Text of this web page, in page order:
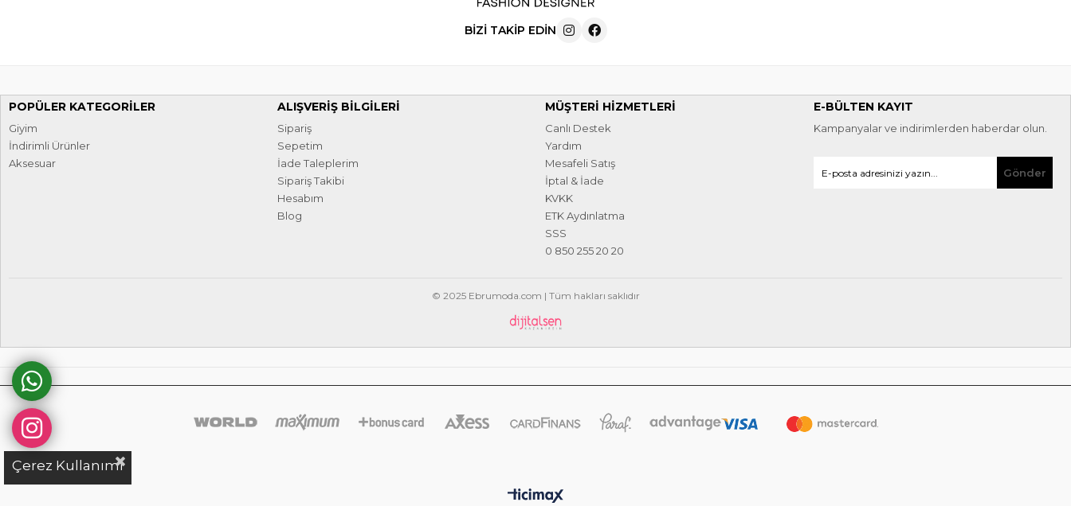
BIZI TAKIP EDIN
POPÜLER KATEGORILER
Giyim
İndirimli Ürünler
Aksesuar
ALIŞVERIŞ BILGILERI
Sipariş
Sepetim
İade Taleplerim
Sipariş Takibi
Hesabım
Blog
MÜŞTERI HIZMETLERI
Canlı Destek
Yardım
Mesafeli Satış
İptal & İade
KVKK
ETK Aydınlatma
SSS
0 850 255 20 20
E-BÜLTEN KAYIT
Kampanyalar ve indirimlerden haberdar olun.
Gönder
© 2025 Ebrumoda.com | Tüm hakları saklıdır
Çerez Kullanımı